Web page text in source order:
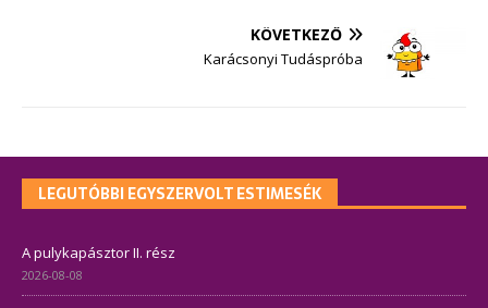
KÖVETKEZŐ
Karácsonyi Tudáspróba
LEGUTÓBBI EGYSZERVOLT ESTIMESÉK
A pulykapásztor II. rész
2026-08-08